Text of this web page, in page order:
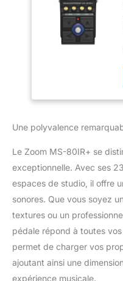
Une polyvalence
Le Zoom MS-80IR+ se
exceptionnelle. Avec ses
espaces de studio, il offre
sonores. Que vous soyez
textures ou un
pédale répond à toutes
permet de charger vos
ajoutant ainsi une
expérience musicale.